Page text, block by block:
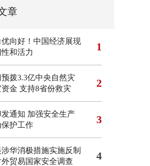
章
优向好！中国经济展现
和活力
1
拨3.3亿中央自然灾
金 支持8省份救灾
2
通知 加强安全生产
护工作
3
华消极措施实施反制
贸易国家安全调查
4